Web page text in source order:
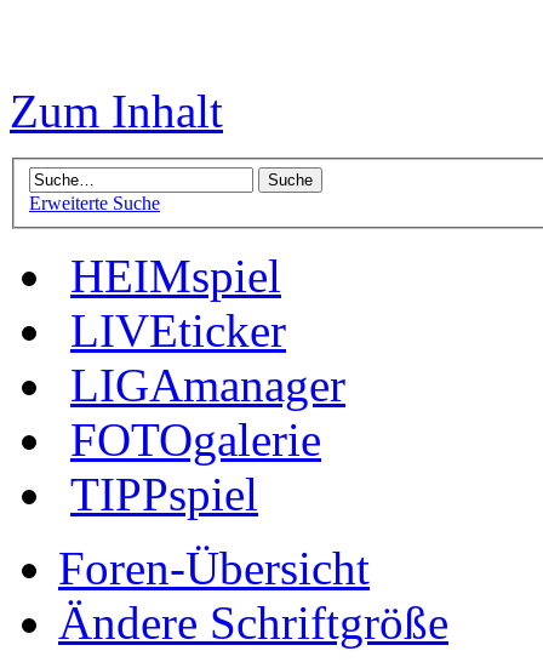
Zum Inhalt
Erweiterte Suche
HEIMspiel
LIVEticker
LIGAmanager
FOTOgalerie
TIPPspiel
Foren-Übersicht
Ändere Schriftgröße